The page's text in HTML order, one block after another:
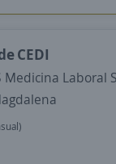
CEDI
Medicina Laboral